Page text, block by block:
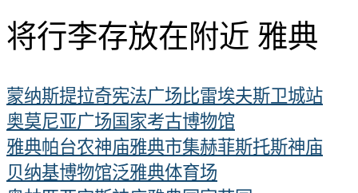
将行李存放在附近 雅典
蒙纳斯提拉奇宪法广场 比雷埃夫斯卫城站
奥莫尼亚广场国家考古博物馆
雅典帕台农神庙雅典市集赫菲斯托斯神庙
贝纳基博物馆泛雅典体育场